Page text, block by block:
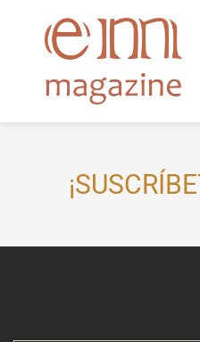
contenido